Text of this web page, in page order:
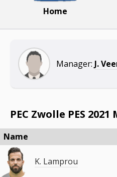
Home
Manager: J.
PEC Zwolle PES
Name
K. Lamprou